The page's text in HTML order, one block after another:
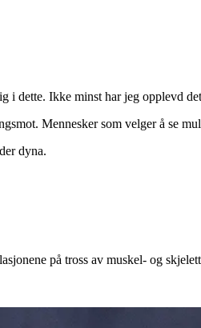
i dette. Ikke minst har jeg opplevd
Mennesker som velger å se
dyna.
på tross av muskel- og